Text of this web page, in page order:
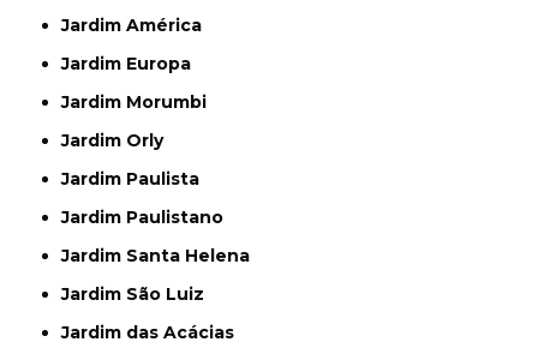
Jardim América
Jardim Europa
Jardim Morumbi
Jardim Orly
Jardim Paulista
Jardim Paulistano
Jardim Santa Helena
Jardim São Luiz
Jardim das Acácias